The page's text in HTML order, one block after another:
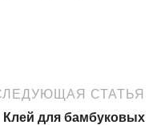
СТАТЬЯ
Клей для бамбуковых